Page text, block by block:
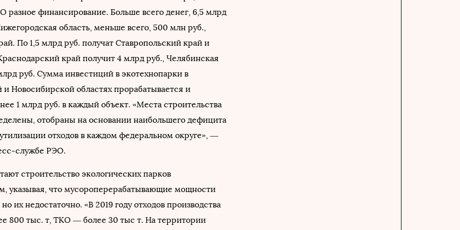
разное финансирование. Больше всего денег, 6,5 млрд
область, меньше всего, 500 млн руб.,
По 1,5 млрд руб. получат Ставропольский край и
край получит 4 млрд руб., Челябинская
руб. Сумма инвестиций в экотехнопарки в
и Новосибирской областях прорабатывается и
1 млрд руб. в каждый объект. «Места строительства
отобраны на основании наибольшего дефицита
отходов в каждом федеральном округе», —
службе РЭО.
строительство экологических парков
указывая, что мусороперерабатывающие мощности
их недостаточно. «В 2019 году отходов производства
800 тыс. т, ТКО — более 30 тыс т. На территории